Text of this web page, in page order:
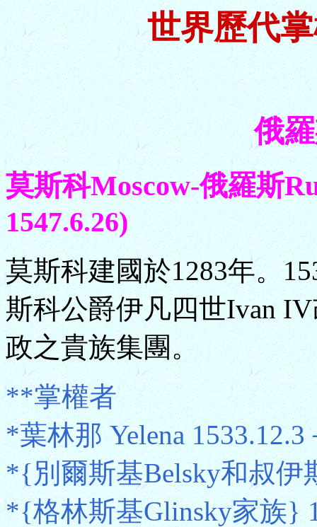
世界歷代
俄
莫斯科Moscow-俄羅斯
1547.6.26)
莫斯科建國於1283年。
斯科公爵伊凡四世Ivan
政之貴族集團。
**掌權者
*葉林那 Yelena 1533.12.3
*{別爾斯基Belsky和叔伊
*{格林斯基Glinsky家族}